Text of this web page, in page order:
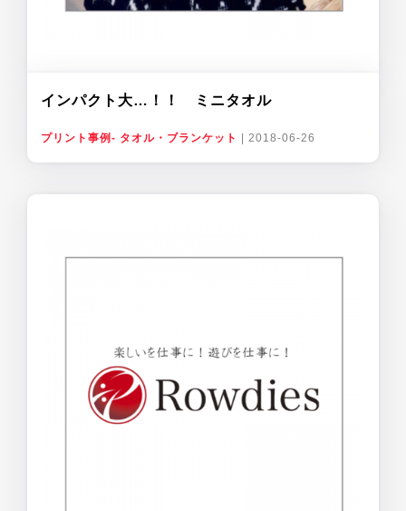
インパクト大…！！ ミニタオル
プリント事例- タオル・ブランケット 2018-06-26